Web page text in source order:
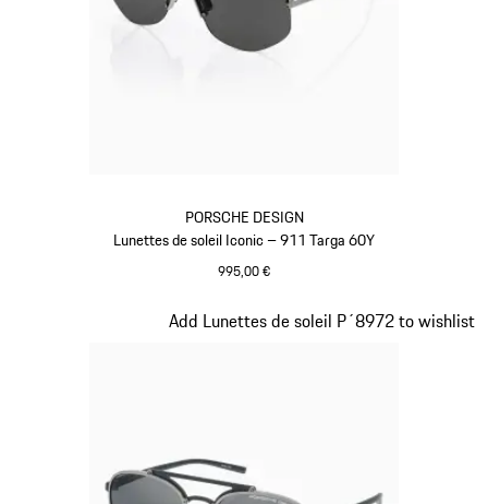
PORSCHE DESIGN
Lunettes de soleil Iconic – 911 Targa 60Y
995,00 €
Add Lunettes de soleil P´8972 to wishlist